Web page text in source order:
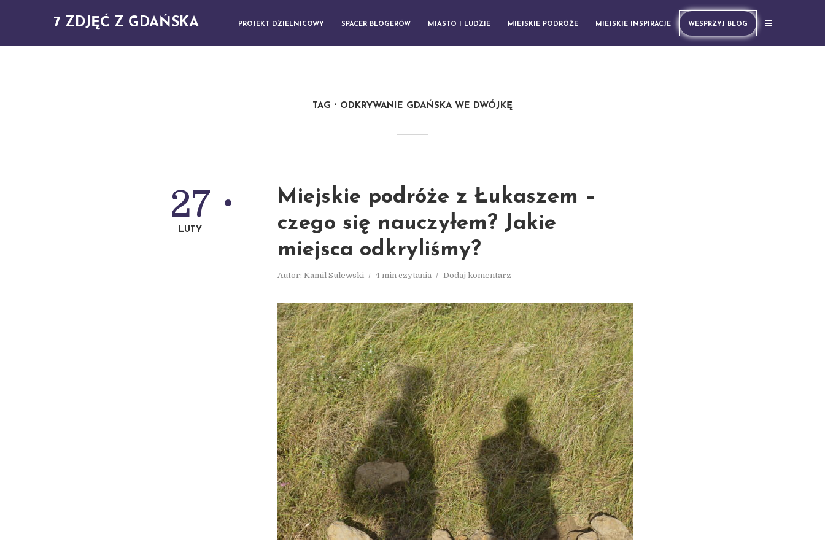
7 ZDJĘĆ Z GDAŃSKA PROJEKT DZIELNICOWY SPACER BLOGERÓW MIASTO I LUDZIE MIEJSKIE PODRÓŻE MIEJSKIE INSPIRACJE WESPRZYJ BLOG
TAG ODKRYWANIE GDAŃSKA WE DWÓJKĘ
Miejskie podróże z Łukaszem –
czego się nauczyłem? Jakie
miejsca odkryliśmy?
Autor: Kamil Sulewski 4 min czytania Dodaj komentarz
27
LUTY